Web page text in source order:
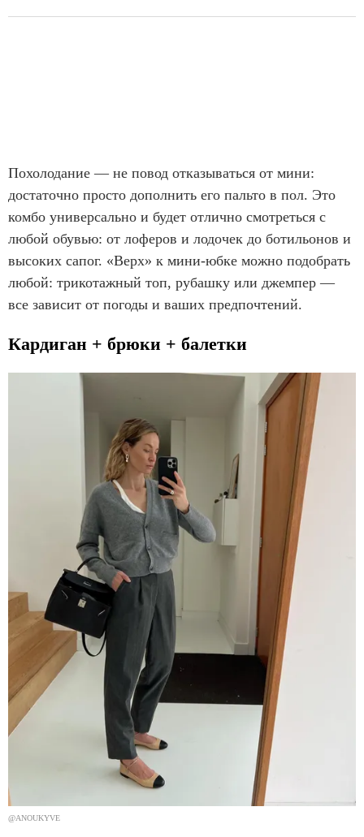
Похолодание — не повод отказываться от мини:
достаточно просто дополнить его пальто в пол. Это
комбо универсально и будет отлично смотреться с
любой обувью: от лоферов и лодочек до ботильонов и
высоких сапог. «Верх» к мини-юбке можно подобрать
любой: трикотажный топ, рубашку или джемпер —
все зависит от погоды и ваших предпочтений.
Кардиган + брюки + балетки
@ANOUKYVE